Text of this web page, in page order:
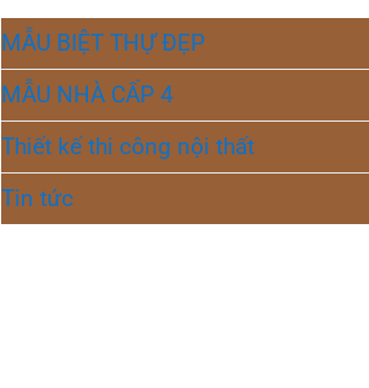
MẪU BIỆT THỰ ĐẸP
MẪU NHÀ CẤP 4
Thiết kế thi công nội thất
Tin tức